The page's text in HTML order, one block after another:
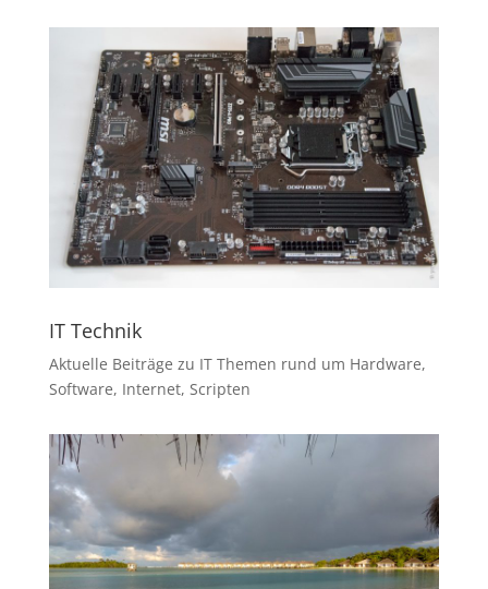
IT Technik
Aktuelle Beiträge zu IT Themen rund um Hardware,
Software, Internet, Scripten